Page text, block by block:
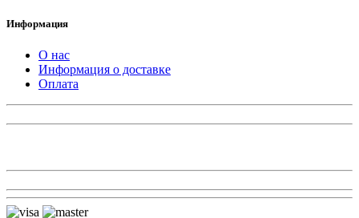
Информация
О нас
Информация о доставке
Оплата